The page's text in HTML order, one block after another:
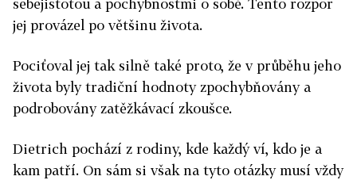
sebejistotou a pochybnostmi o sobě. Tento rozpor
jej provázel po většinu života.
Pociťoval jej tak silně také proto, že v průběhu jeho
života byly tradiční hodnoty zpochybňovány a
podrobovány zatěžkávací zkoušce.
Dietrich pochází z rodiny, kde každý ví, kdo je a
kam patří. On sám si však na tyto otázky musí vždy